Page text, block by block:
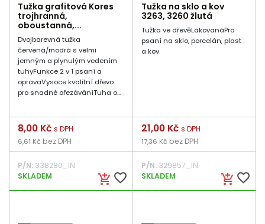
Tužka grafitová Kores
trojhranná,
oboustanná,...
Dvojbarevná tužka
červená/modrá s velmi
jemným a plynulým vedením
tuhyFunkce 2 v 1 psaní a
opravaVysoce kvalitní dřevo
pro snadné ořezáváníTuha o...
add_shopping_cart favorite_border
Cena
8,00 Kč s DPH
6,61 Kč bez DPH
P/N: 338280_IN
SKLADEM
Tužka na sklo a kov
3263, 3260 žlutá
Tužka ve dřevěLakovanáPro
psaní na sklo, porcelán, plast
a kov
add_shopping_cart favorite_border
Cena
21,00 Kč s DPH
17,36 Kč bez DPH
P/N:329857_IN
SKLADEM